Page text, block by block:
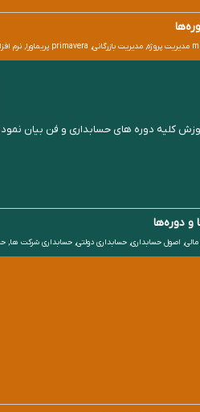
دوره‌ها
اصول حسابداری, حسابداری دولتی, حسابداری شرکت ها,